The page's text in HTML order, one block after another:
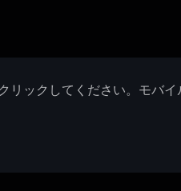
ックしてください。モバイ